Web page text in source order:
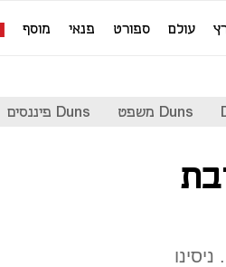
עולם ספורט פנאי מוסף
Duns משפט Duns פיננסים